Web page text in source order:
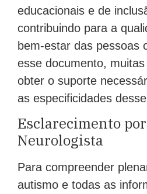
educacionais e de
contribuindo para a
bem-estar das pessoas
esse documento,
obter o suporte
as especificidades
Esclarecimento
Neurologista
Para compreender
autismo e todas as